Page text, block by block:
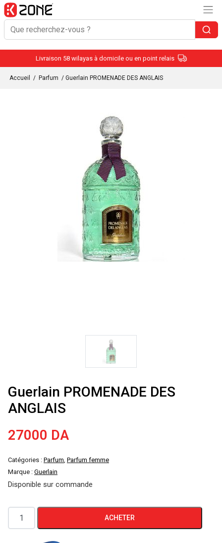
Livraison 58 wilayas à domicile ou en point relais
Accueil / Parfum / Guerlain PROMENADE DES ANGLAIS
Guerlain PROMENADE DES
ANGLAIS
27000 DA
Catégories : Parfum, Parfum femme
Marque : Guerlain
Disponible sur commande
quantité
de
ACHETER